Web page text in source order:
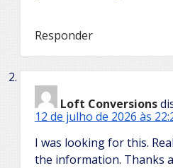
Responder
Loft Conversions
12 de julho de 2026 às
I was looking for this.
the information. Thanks